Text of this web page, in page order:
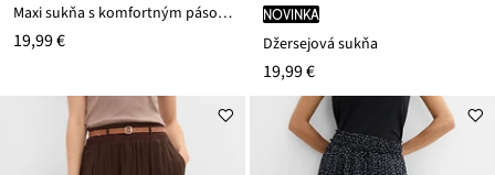
Maxi sukňa s komfortným pásom z jemnej viskózy
19,99 €
novinka
Džersejová sukňa
19,99 €